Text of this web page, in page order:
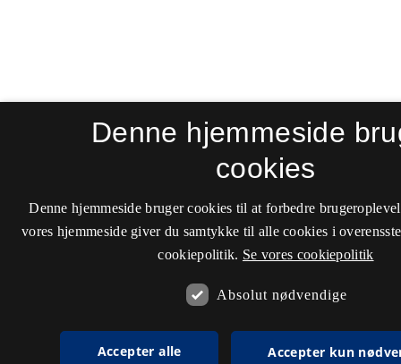
Denne hjemmeside
cookies
Denne hjemmeside bruger cookies til at forbedre
vores hjemmeside giver du samtykke til alle cookies i
cookiepolitik. Se vores cookiepolitik
Absolut nødvendige
Accepter alle Accepter kun